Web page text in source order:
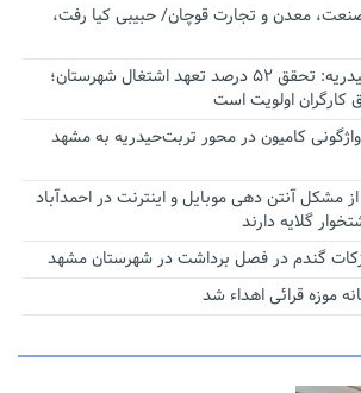
صنعت، معدن و تجارت قوچان/ حبیبی کیا رفت،
فرماندار ویژه تربت‌حیدریه: تحقق ۵۲ درصد تعهد اشتغال شهرستان؛
کارگران اولویت است
اثر واژگونی کامیون در محور تربت‌حیدریه به مشهد
مشکل آنتن دهی موبایل و اینترنت در احمدآباد
گلایه دارند
گندم در فصل برداشت در شهرستان مشهد